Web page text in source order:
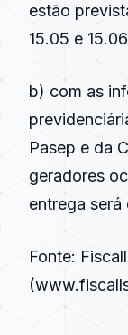
estão
15.05 e
b) com as
Pasep e da
geradores
entrega será
Fonte:
(